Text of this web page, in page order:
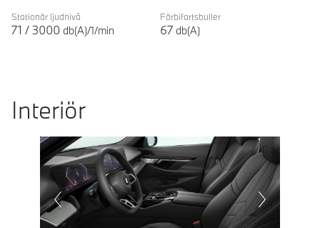
Stationär ljudnivå
71 / 3000 db(A)/1/min
Förbifartsbuller
67 db(A)
Interiör
Prevoius
Next